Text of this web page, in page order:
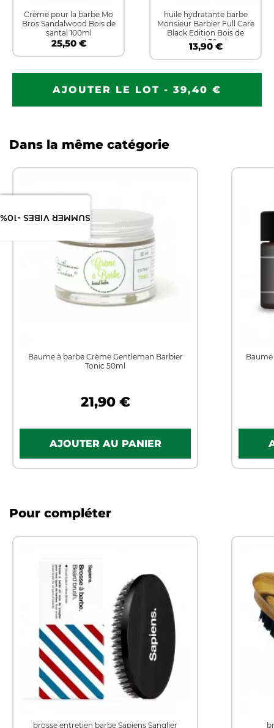
SUMMER VIBES -10%
Crème pour la barbe Mo
Bros Sandalwood Bois de
santal 100ml
25,50 €
huile hydratante barbe
Monsieur Barbier Full Care
Black Edition Bois de
santal 30ml
13,90 €
AJOUTER LE LOT - 39,40 €
Dans la même catégorie
Baume à barbe Crème Gentleman Barbier
Tonic 50ml
21,90 €
Baume
Pour compléter
brosse entretien barbe Sapiens Sanglier